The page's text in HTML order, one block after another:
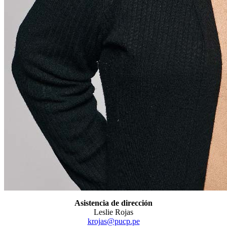
Asistencia de dirección
Leslie Rojas
krojas@pucp.pe